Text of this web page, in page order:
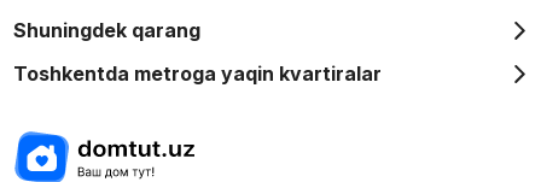
Shuningdek qarang
Toshkentda metroga yaqin kvartiralar